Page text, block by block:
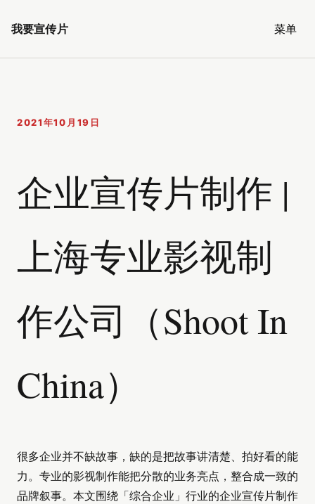
我要宣传片 菜单
2021年10月19日
企业宣传片制作 |
上海专业影视制
作公司（Shoot In
China）
很多企业并不缺故事，缺的是把故事讲清楚、拍好看的能
力。专业的影视制作能把分散的业务亮点，整合成一致的
品牌叙事。本文围绕「综合企业」行业的企业宣传片制作